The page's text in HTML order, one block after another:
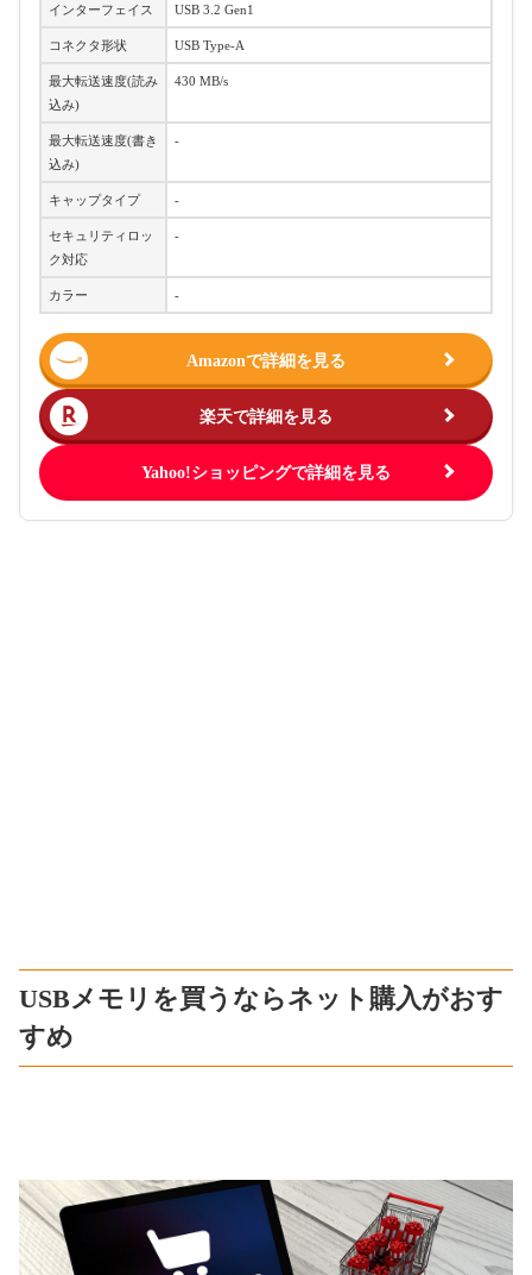
インターフェイス USB 3.2 Gen1
コネクタ形状 USB Type-A
最大転送速度(読み
込み)
430 MB/s
最大転送速度(書き
込み)
-
キャップタイプ -
セキュリティロッ
ク対応
-
カラー -
Amazonで詳細を見る
楽天で詳細を見る
Yahoo!ショッピングで詳細を見る
USBメモリを買うならネット購入がおす
すめ